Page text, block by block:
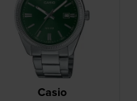
Casio